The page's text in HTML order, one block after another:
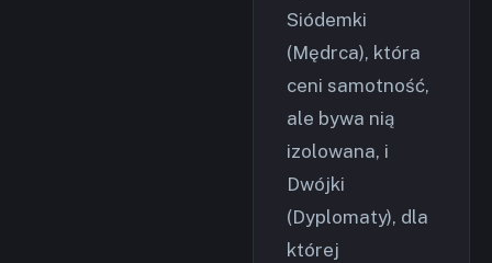
Siódemki
(Mędrca), która
ceni samotność,
ale bywa nią
izolowana, i
Dwójki
(Dyplomaty), dla
której